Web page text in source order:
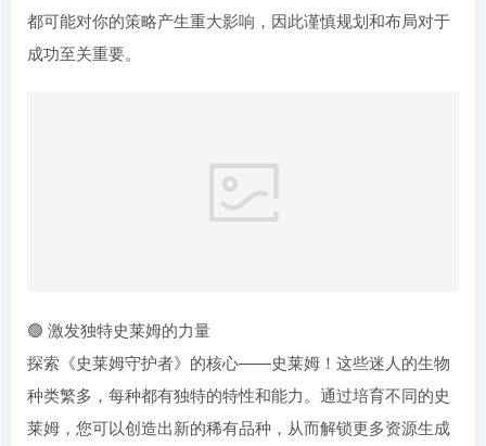
都可能对你的策略产生重大影响，因此谨慎规划和布局对于
成功至关重要。
🟢 激发独特史莱姆的力量
探索《史莱姆守护者》的核心——史莱姆！这些迷人的生物
种类繁多，每种都有独特的特性和能力。通过培育不同的史
莱姆，您可以创造出新的稀有品种，从而解锁更多资源生成